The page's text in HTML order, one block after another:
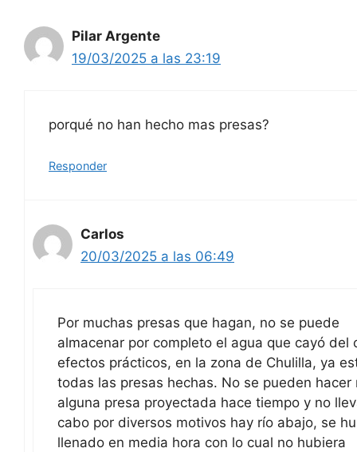
Pilar Argente
19/03/2025 a las 23:19
porqué no han hecho mas presas?
Responder
Carlos
20/03/2025 a las 06:49
Por muchas presas que hagan, no se puede
almacenar por completo el agua que cayó del
efectos prácticos, en la zona de Chulilla, ya
todas las presas hechas. No se pueden hacer
alguna presa proyectada hace tiempo y no
cabo por diversos motivos hay río abajo, se
llenado en media hora con lo cual no hubiera